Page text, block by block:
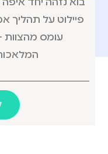
בוא נזהה יחד
פיילוט על תהליך
עומס מהצוות